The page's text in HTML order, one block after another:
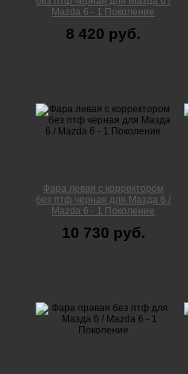
Mazda 6 - 1 Поколение
8 420 руб.
Фара левая с корректором
без птф черная для Мазда 6 /
Mazda 6 - 1 Поколение
10 730 руб.